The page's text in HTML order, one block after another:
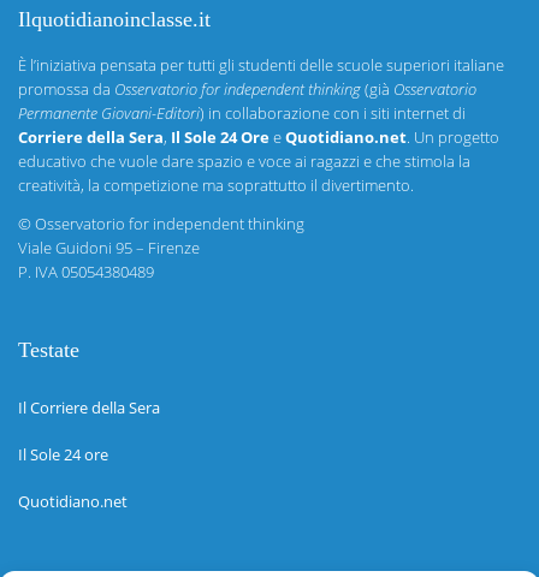
Ilquotidianoinclasse.it
È l’iniziativa pensata per tutti gli studenti delle scuole superiori italiane
promossa da Osservatorio for independent thinking(già Osservatorio
Permanente Giovani-Editori) in collaborazione con i siti internet di
Corriere della Sera, Il Sole 24 OreeQuotidiano.net. Un progetto
educativo che vuole dare spazio e voce ai ragazzi e che stimola la
creatività, la competizione ma soprattutto il divertimento.
©Osservatorio for independent thinking
Viale Guidoni 95 – Firenze
P. IVA 05054380489
Testate
Il Corriere della Sera
Il Sole 24 ore
Quotidiano.net